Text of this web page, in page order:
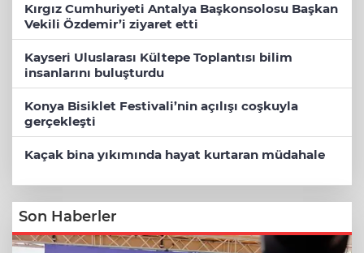
Kırgız Cumhuriyeti Antalya Başkonsolosu Başkan
Vekili Özdemir’i ziyaret etti
Kayseri Uluslarası Kültepe Toplantısı bilim
insanlarını buluşturdu
Konya Bisiklet Festivali’nin açılışı coşkuyla
gerçekleşti
Kaçak bina yıkımında hayat kurtaran müdahale
Son Haberler